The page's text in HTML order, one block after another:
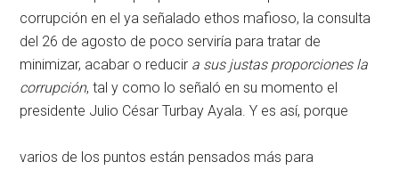
corrupción en el ya señalado ethos mafioso, la consulta
del 26 de agosto de poco serviría para tratar de
minimizar, acabar o reducir a sus justas proporciones la
corrupción, tal y como lo señaló en su momento el
presidente Julio César Turbay Ayala. Y es así, porque
varios de los puntos están pensados más para